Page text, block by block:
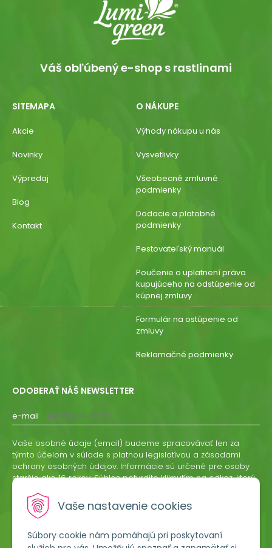
Vaše nastavenie cookies
Súbory cookie nám pomáhajú pri poskytovaní
Váš obľúbený e-shop s rastlinami
SITEMAPA
Akcie
Novinky
Výpredaj
Blog
Kontakt
O NÁKUPE
Výhody nákupu u nás
Vysvetlivky
Všeobecné zmluvné
podmienky
Dodacie a platobné
podmienky
Pestovateľský manuál
Poučenie o uplatnení práva
kupujúceho na odstúpenie od
kúpnej zmluvy
Formulár na ostúpenie od
zmluvy
Reklamačné podmienky
ODOBERAŤ NÁŠ NEWSLETTER
e-mail
ODOBERAŤ
Vaše osobné údaje (email) budeme spracovávať len za
týmto účelom v súlade s platnou legislatívou a zásadami
ochrany osobných údajov. Informácie sú určené pre osoby
staršie ako 16 rokov. Súhlas potvrdíte kliknutím na odkaz, ktorý
odvolať písomne, emailom alebo kliknutím na odkaz z
ktoréhokoľvek informačného emailu.